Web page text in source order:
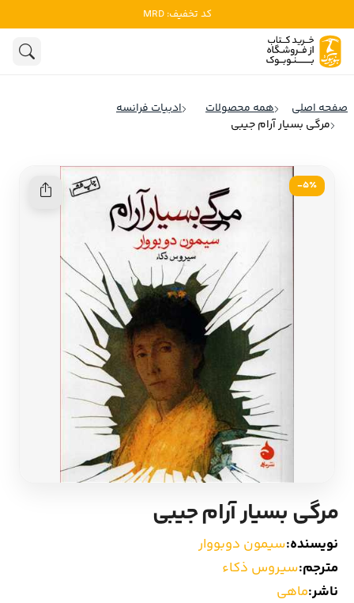
کد تخفیف: MRD
ادبیات
روانشناسی
تاریخ و سیاست
کودک و نوجوان
علوم اجتماعی
ادیان و اساطیر
ادبیات ایتالیا
ادبیات روسیه
ادبیات آمریکای لاتین
ادبیات آلمان
ادبیات ترکیه
ادبیات آسیا
سایر کشورهای اروپا
داستان کوتاه
شعر و متون کهن
ادبیات
صفحه اصلی همه محصولات
ادبیات فرانسه
مرگی بسیار آرام جیبی
5٪-
مرگی بسیار آرام جیبی
نویسنده:سیمون دوبووار
مترجم:سیروس ذکاء
ناشر:ماهی